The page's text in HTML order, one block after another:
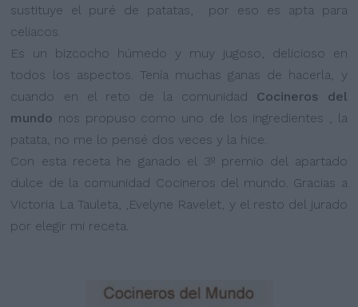
sustituye el puré de patatas, por eso es apta para
celiacos.
Es un bizcocho húmedo y muy jugoso, delicioso en
todos los aspectos. Tenía muchas ganas de hacerla, y
cuando en el reto de la comunidad Cocineros del
mundo nos propuso como uno de los ingredientes , la
patata, no me lo pensé dos veces y la hice.
Con esta receta he ganado el 3º premio del apartado
dulce de la comunidad Cocineros del mundo. Gracias a
Victoria La Tauleta, ,Evelyne Ravelet, y el resto del jurado
por elegir mi receta.